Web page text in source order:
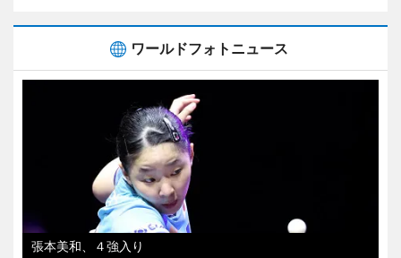
ワールドフォトニュース
張本美和、４強入り